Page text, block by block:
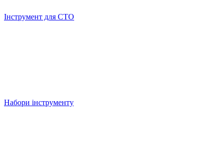
Інструмент для СТО
Набори інструменту